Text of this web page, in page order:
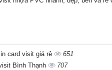
card visit giá rẻ
651
Bình Thạnh
707